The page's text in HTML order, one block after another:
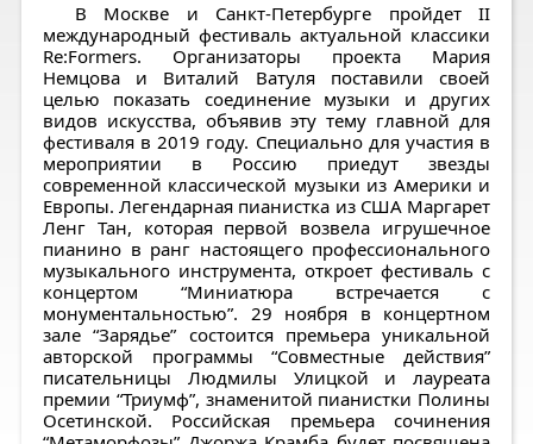
В Москве и Санкт-Петербурге пройдет II
международный фестиваль актуальной классики
Re:Formers. Организаторы проекта Мария
Немцова и Виталий Ватуля поставили своей
целью показать соединение музыки и других
видов искусства, объявив эту тему главной для
фестиваля в 2019 году. Специально для участия в
мероприятии в Россию приедут звезды
современной классической музыки из Америки и
Европы. Легендарная пианистка из США Маргарет
Ленг Тан, которая первой возвела игрушечное
пианино в ранг настоящего профессионального
музыкального инструмента, откроет фестиваль с
концертом “Миниатюра встречается с
монументальностью”. 29 ноября в концертном
зале “Зарядье” состоится премьера уникальной
авторской программы “Совместные действия”
писательницы Людмилы Улицкой и лауреата
премии “Триумф”, знаменитой пианистки Полины
Осетинской. Российская премьера сочинения